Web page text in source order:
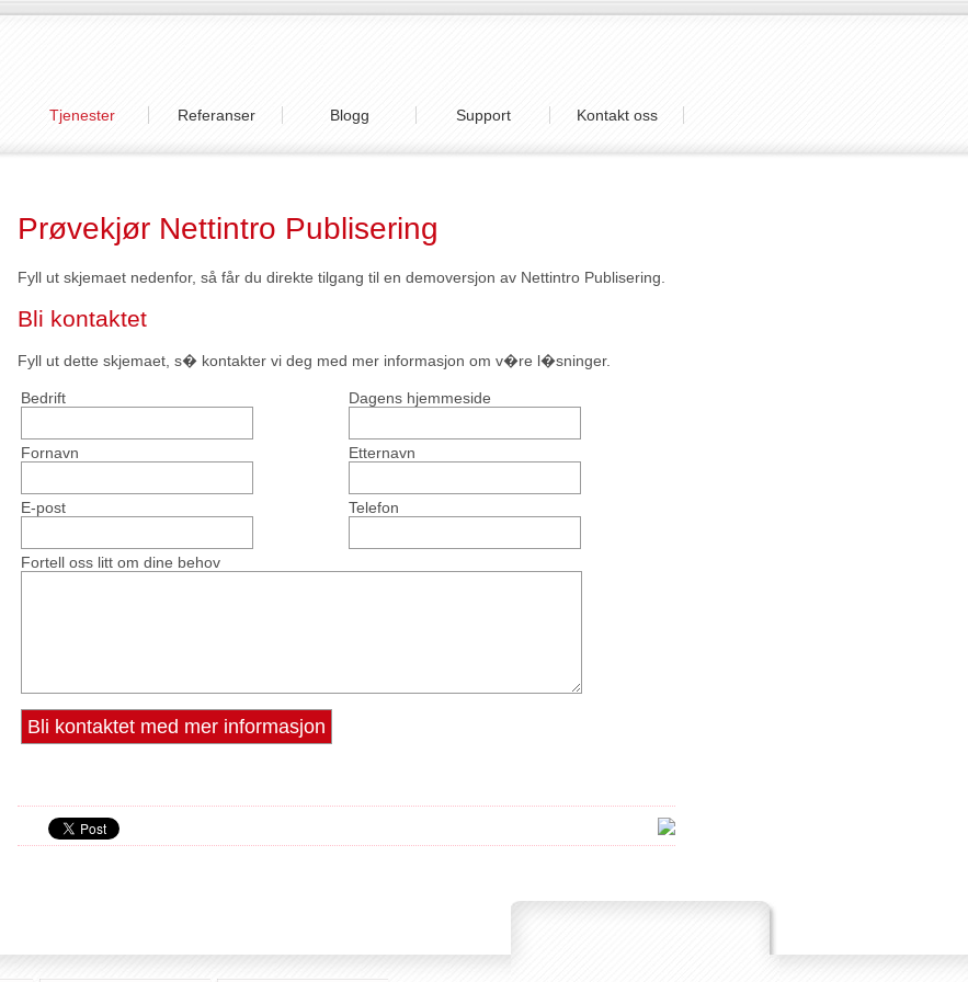
Tjenester Referanser Blogg Support Kontakt oss
Prøvekjør Nettintro Publisering
Fyll ut skjemaet nedenfor, så får du direkte tilgang til en demoversjon av Nettintro Publisering.
Bli kontaktet
Fyll ut dette skjemaet, s� kontakter vi deg med mer informasjon om v�re l�sninger.
Bedrift Dagens hjemmeside
Fornavn Etternavn
E-post Telefon
Fortell oss litt om dine behov
Bli kontaktet med mer informasjon